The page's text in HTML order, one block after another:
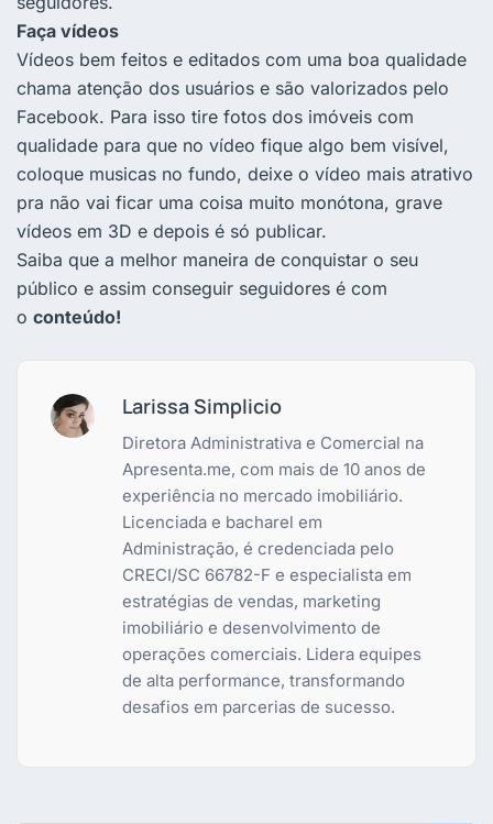
Faça vídeos
Vídeos bem feitos e editados com uma boa qualidade
chama atenção dos usuários e são valorizados pelo
Facebook. Para isso tire fotos dos imóveis com
qualidade para que no vídeo fique algo bem visível,
coloque musicas no fundo, deixe o vídeo mais atrativo
pra não vai ficar uma coisa muito monótona, grave
vídeos em 3D e depois é só publicar.
Saiba que a melhor maneira de conquistar o seu
público e assim conseguir seguidores é com
o conteúdo!
Larissa Simplicio
Diretora Administrativa e Comercial na
Apresenta.me, com mais de 10 anos de
experiência no mercado imobiliário.
Licenciada e bacharel em
Administração, é credenciada pelo
CRECI/SC 66782-F e especialista em
estratégias de vendas, marketing
imobiliário e desenvolvimento de
operações comerciais. Lidera equipes
de alta performance, transformando
desafios em parcerias de sucesso.